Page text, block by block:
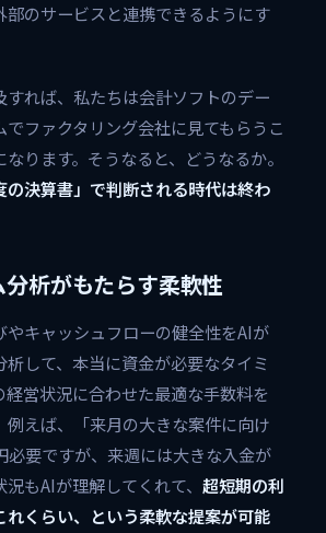
部のサービスと連携できるようにす
すれば、私たちは会計ソフトのデー
でファクタリング会社に見てもらうこ
ります。そうなると、どうなるか。
の決算書」で判断される時代は終わ
分析がもたらす柔軟性
やキャッシュフローの健全性をAIが
析して、本当に資金が必要なタイミ
経営状況に合わせた最適な手数料を
例えば、「来月の大きな案件に向け
必要ですが、来週には大きな入金が
況もAIが理解してくれて、超短期の利
れくらい、という柔軟な提案が可能